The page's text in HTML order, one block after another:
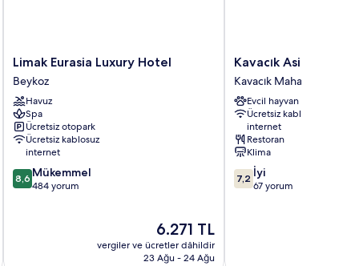
Limak
Eurasia
Luxury
Hotel
Beykoz
Limak Eurasia Luxury Hotel
Beykoz
Havuz
Spa
Ücretsiz otopark
Ücretsiz kablosuz
internet
10
üzerinden
8,6 Mükemmel
484 yorum
Güncel
fiyat:
6.271 TL
6.271 TL
vergiler ve ücretler dâhildir
23 Ağu - 24 Ağu
Kavacık
Asia
Hotel
Kavacık
Mahallesi
Kavacık Asia Hotel
Kavacık Mahallesi
Evcil hayvan dostu
Ücretsiz kablosuz
internet
Restoran
Klima
10
üzerinden
7,2 İyi
67 yorum